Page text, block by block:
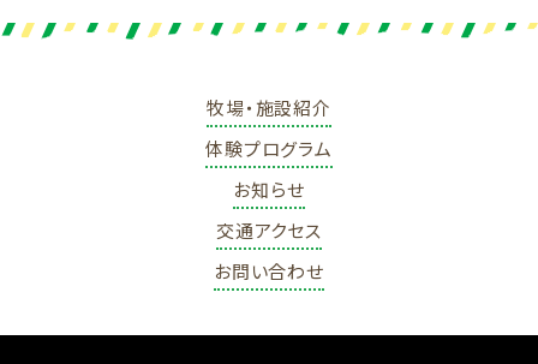
牧場・施設紹介
体験プログラム
お知らせ
交通アクセス
お問い合わせ